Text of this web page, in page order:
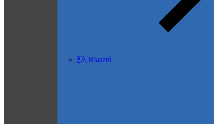
Riasztó